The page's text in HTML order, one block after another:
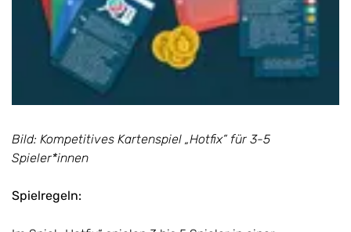
Bild: Kompetitives Kartenspiel „Hotfix“ für 3-5
Spieler*innen
Spielregeln: